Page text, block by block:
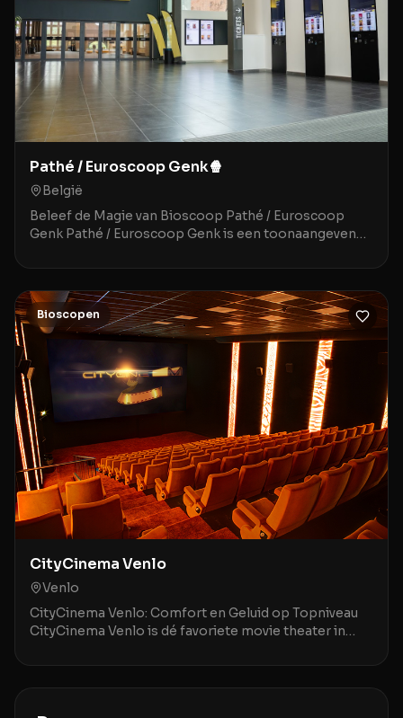
Pathé / Euroscoop Genk🍿
België
Beleef de Magie van Bioscoop Pathé / Euroscoop
Genk Pathé / Euroscoop Genk is een toonaangevende
Bioscopen
CityCinema Venlo
Venlo
CityCinema Venlo: Comfort en Geluid op Topniveau
CityCinema Venlo is dé favoriete movie theater in
v